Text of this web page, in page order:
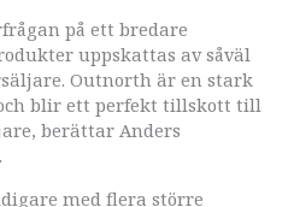
på ett bredare
uppskattas av såväl
Outnorth är en stark
blir ett perfekt tillskott till
berättar Anders
med flera större